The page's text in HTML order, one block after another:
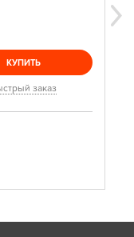
КУПИТЬ
заказ